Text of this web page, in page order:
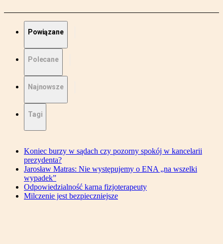
Powiązane
Polecane
Najnowsze
Tagi
Koniec burzy w sądach czy pozorny spokój w kancelarii
prezydenta?
Jarosław Matras: Nie występujemy o ENA „na wszelki
wypadek”
Odpowiedzialność karna fizjoterapeuty
Milczenie jest bezpieczniejsze